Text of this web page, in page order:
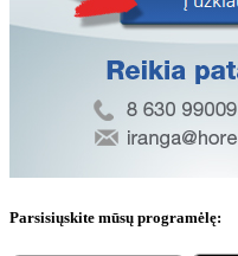
Parsisiųskite mūsų programėlę: